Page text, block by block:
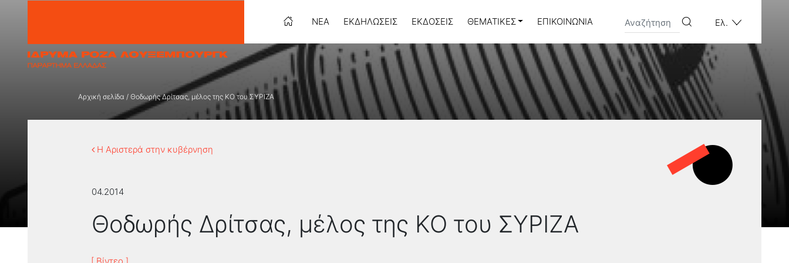
ΝΈΑ
ΕΚΔΗΛΏΣΕΙΣ ΕΚΔΌΣΕΙΣ ΘΕΜΑΤΙΚΈΣ ΕΠΙΚΟΙΝΩΝΊΑ Ελ.
Αρχική σελίδα / Θοδωρής Δρίτσας, μέλος της ΚΟ του ΣΥΡΙΖΑ
Η Αριστερά στην κυβέρνηση
04.2014
Θοδωρής Δρίτσας, μέλος της ΚΟ του ΣΥΡΙΖΑ